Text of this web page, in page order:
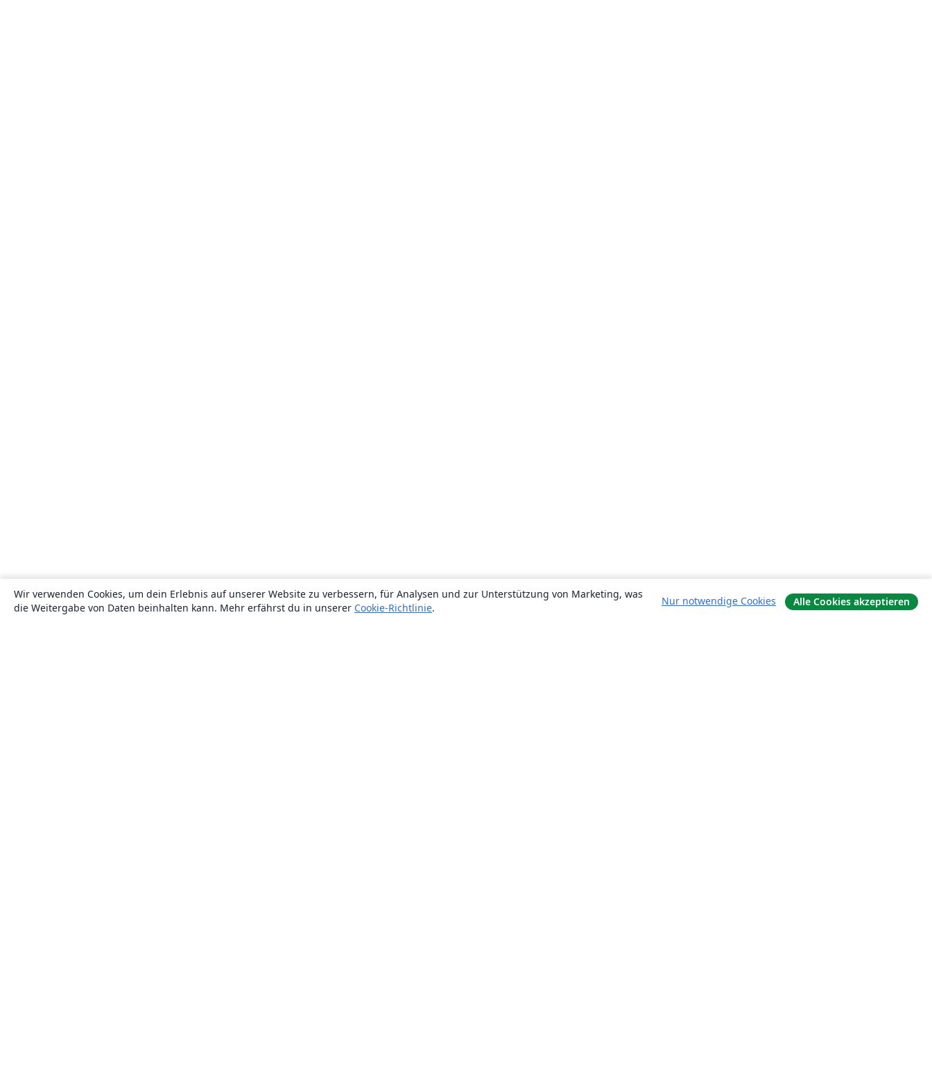
Wir verwenden Cookies, um dein Erlebnis auf unserer Website zu verbessern, für Analysen und zur Unterstützung von Marketing, was
die Weitergabe von Daten beinhalten kann. Mehr erfährst du in unserer Cookie-Richtlinie.
Nur notwendige Cookies Alle Cookies akzeptieren